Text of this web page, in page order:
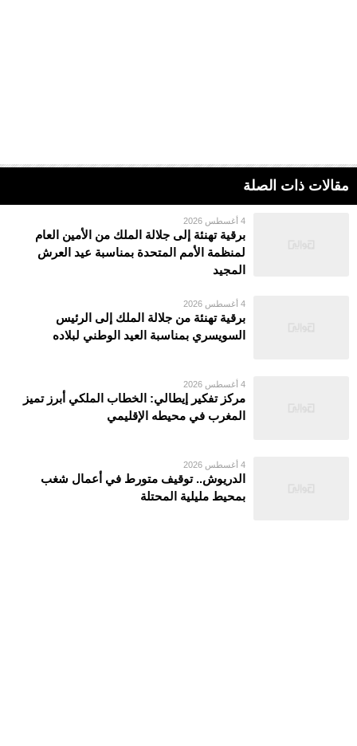
مقالات ذات الصلة
4 أغسطس 2026
برقية تهنئة إلى جلالة الملك من الأمين العام
لمنظمة الأمم المتحدة بمناسبة عيد العرش
المجيد
4 أغسطس 2026
برقية تهنئة من جلالة الملك إلى الرئيس
السويسري بمناسبة العيد الوطني لبلاده
4 أغسطس 2026
مركز تفكير إيطالي: الخطاب الملكي أبرز تميز
المغرب في محيطه الإقليمي
4 أغسطس 2026
الدريوش.. توقيف متورط في أعمال شغب
بمحيط مليلية المحتلة